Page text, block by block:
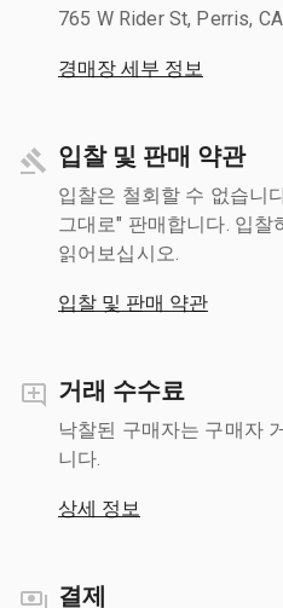
765 W Rider St, Perris,
경매장 세부 정보
입찰 및 판매 약관
입찰은 철회할 수 없습니
그대로" 판매합니다. 입
읽어보십시오.
입찰 및 판매 약관
거래 수수료
낙찰된 구매자는 구매자
니다.
상세 정보
결제